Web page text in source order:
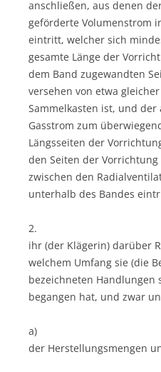
anschließen, aus denen
geförderte Volumenstrom
eintritt, welcher sich
gesamte Länge der
dem Band zugewandten
versehen von etwa
Sammelkasten ist, und
Gasstrom zum
Längsseiten der
den Seiten der
zwischen den
unterhalb des Bandes
2.
ihr (der Klägerin) darüber
welchem Umfang sie (die
bezeichneten Handlungen
begangen hat, und zwar
a)
der Herstellungsmengen